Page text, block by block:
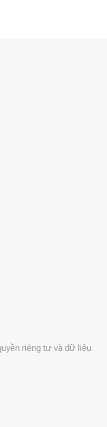
riêng tư và dữ liệu